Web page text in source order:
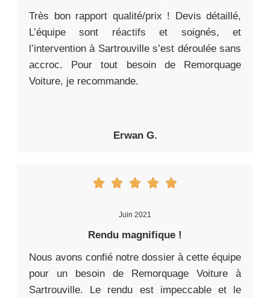
Très bon rapport qualité/prix ! Devis détaillé,
L’équipe sont réactifs et soignés, et
l’intervention à Sartrouville s’est déroulée sans
accroc. Pour tout besoin de Remorquage
Voiture, je recommande.
Erwan G.
Juin 2021
Rendu magnifique !
Nous avons confié notre dossier à cette équipe
pour un besoin de Remorquage Voiture à
Sartrouville. Le rendu est impeccable et le